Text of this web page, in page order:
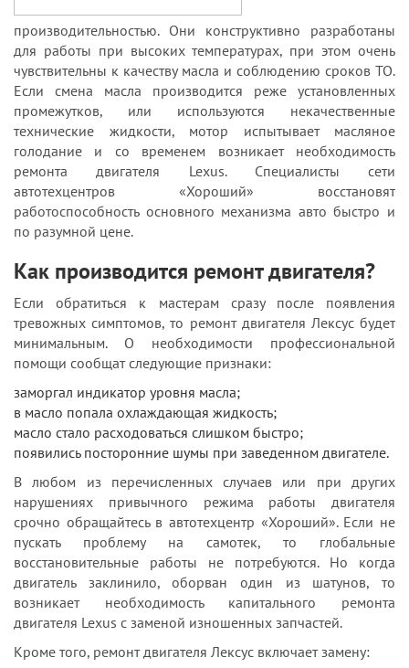
производительностью. Они конструктивно разработаны
для работы при высоких температурах, при этом очень
чувствительны к качеству масла и соблюдению сроков ТО.
Если смена масла производится реже установленных
промежутков, или используются некачественные
технические жидкости, мотор испытывает масляное
голодание и со временем возникает необходимость
ремонта двигателя Lexus. Специалисты сети
автотехцентров «Хороший» восстановят
работоспособность основного механизма авто быстро и
по разумной цене.
Как производится ремонт двигателя?
Если обратиться к мастерам сразу после появления
тревожных симптомов, то ремонт двигателя Лексус будет
минимальным. О необходимости профессиональной
помощи сообщат следующие признаки:
заморгал индикатор уровня масла;
в масло попала охлаждающая жидкость;
масло стало расходоваться слишком быстро;
появились посторонние шумы при заведенном двигателе.
В любом из перечисленных случаев или при других
нарушениях привычного режима работы двигателя
срочно обращайтесь в автотехцентр «Хороший». Если не
пускать проблему на самотек, то глобальные
восстановительные работы не потребуются. Но когда
двигатель заклинило, оборван один из шатунов, то
возникает необходимость капитального ремонта
двигателя Lexus с заменой изношенных запчастей.
Кроме того, ремонт двигателя Лексус включает замену: